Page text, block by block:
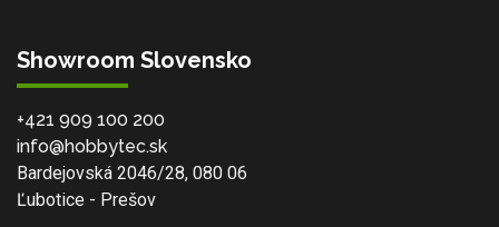
Showroom Slovensko
+421 909 100 200
info@hobbytec.sk
Bardejovská 2046/28, 080 06
Ľubotice - Prešov